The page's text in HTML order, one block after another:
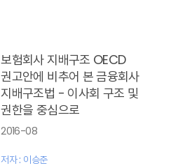
보험회사 지배구조 OECD
권고안에 비추어 본 금융회사
지배구조법 - 이사회 구조 및
권한을 중심으로
2016-08
저자 : 이승준